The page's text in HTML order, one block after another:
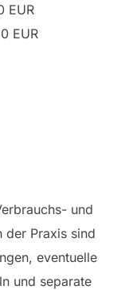
EUR
EUR
und
der Praxis sind
eventuelle
und separate